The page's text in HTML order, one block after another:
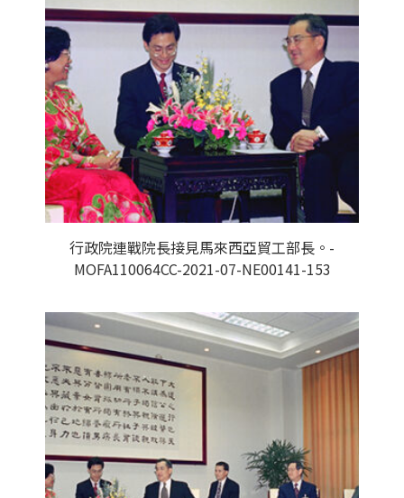
行政院連戰院長接見馬來西亞貿工部長。-
MOFA110064CC-2021-07-NE00141-153